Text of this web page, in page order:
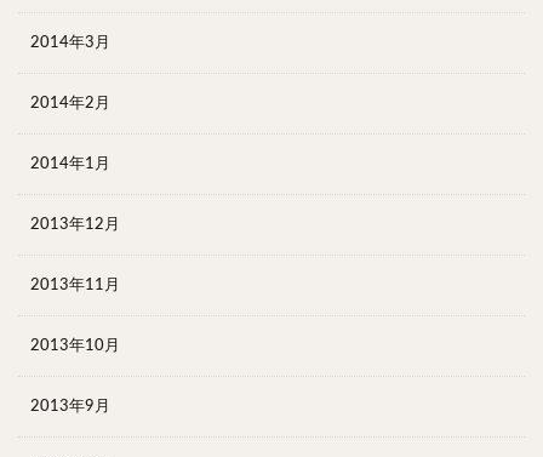
2014年3月
2014年2月
2014年1月
2013年12月
2013年11月
2013年10月
2013年9月